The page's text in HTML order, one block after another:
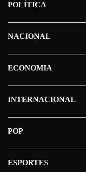
POLÍTICA
NACIONAL
ECONOMIA
INTERNACIONAL
POP
ESPORTES